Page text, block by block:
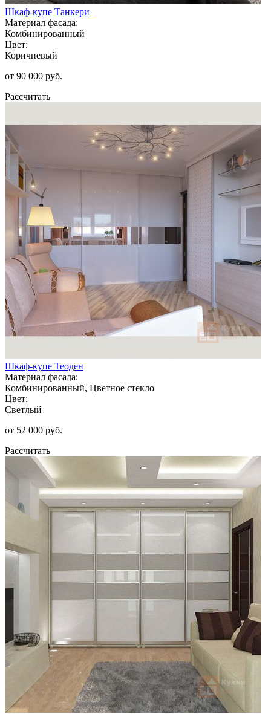
Шкаф-купе Танкери
Материал фасада:
Комбинированный
Цвет:
Коричневый
от 90 000 руб.
Рассчитать
Шкаф-купе Теоден
Материал фасада:
Комбинированный, Цветное стекло
Цвет:
Светлый
от 52 000 руб.
Рассчитать